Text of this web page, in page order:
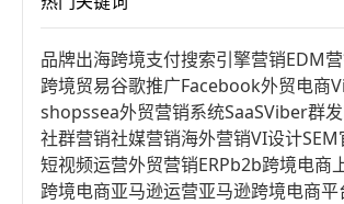
品牌出海跨境支付搜索引擎营销EDM
跨境贸易谷歌推广Facebook外贸电商
shopssea外贸营销系统SaaSViber群发
社群营销社媒营销海外营销VI设计SEM
短视频运营外贸营销ERPb2b跨境电商
跨境电商亚马逊运营亚马逊跨境电商平